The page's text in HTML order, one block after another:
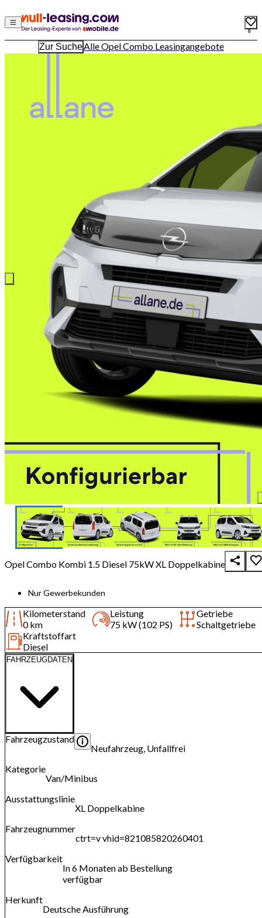
0
Zur SucheAlle Opel Combo Leasingangebote
Opel Combo Kombi 1.5 Diesel 75kW XL Doppelkabine
Nur Gewerbekunden
Kilometerstand
0 km
Leistung
75 kW (102 PS)
Getriebe
Schaltgetriebe
Kraftstoffart
Diesel
FAHRZEUGDATEN
Fahrzeugzustand
Neufahrzeug, Unfallfrei
Kategorie
Van/Minibus
Ausstattungslinie
XL Doppelkabine
Fahrzeugnummer
ctrt=v vhid=821085820260401
Verfügbarkeit
In 6 Monaten ab Bestellung
verfügbar
Herkunft
Deutsche Ausführung